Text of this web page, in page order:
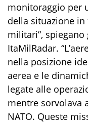
monitoraggio per
della situazione
militari”,
ItaMilRadar. “L
nella posizione
aerea e le
legate alle
mentre sorvolava
NATO. Queste